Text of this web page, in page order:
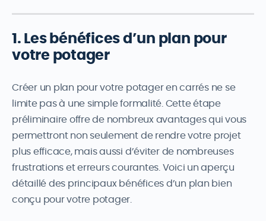
1. Les bénéfices d’un plan pour
votre potager
Créer un plan pour votre potager en carrés ne se
limite pas à une simple formalité. Cette étape
préliminaire offre de nombreux avantages qui vous
permettront non seulement de rendre votre projet
plus efficace, mais aussi d’éviter de nombreuses
frustrations et erreurs courantes. Voici un aperçu
détaillé des principaux bénéfices d’un plan bien
conçu pour votre potager.